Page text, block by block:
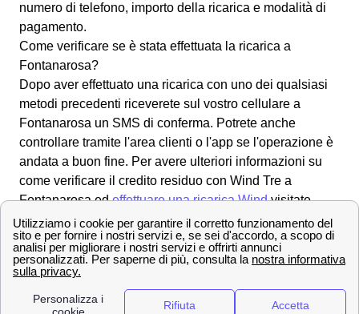
numero di telefono, importo della ricarica e modalità di
pagamento.
Come verificare se è stata effettuata la ricarica a
Fontanarosa?
Dopo aver effettuato una ricarica con uno dei qualsiasi
metodi precedenti riceverete sul vostro cellulare a
Fontanarosa un SMS di conferma. Potrete anche
controllare tramite l'area clienti o l'app se l'operazione è
andata a buon fine. Per avere ulteriori informazioni su
come verificare il credito residuo con Wind Tre a
Fontanarosa edeffettuare una ricarica Windvisitate
questa pagina.
Tutti i numeri Wind Tre per l'assistenza clienti a
Fontanarosa
Fontanarosa